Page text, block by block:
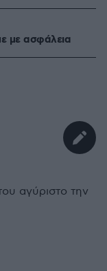
με ασφάλεια
αγύριστο την